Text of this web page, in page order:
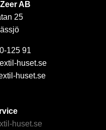
AB
25
125 91
huset.se
huset.se
huset.se